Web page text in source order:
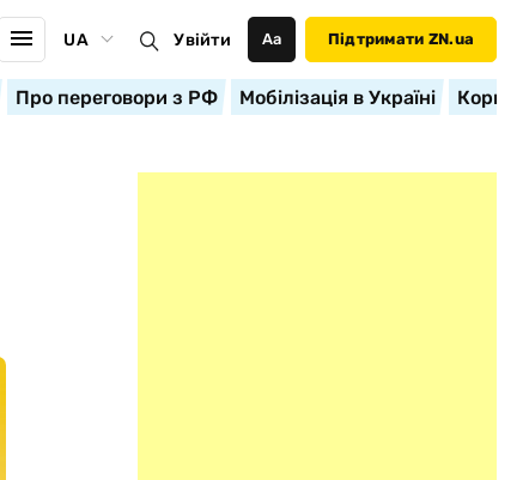
UA Увійти Аа Підтримати ZN.ua
Про переговори з РФ Мобілізація в Україні